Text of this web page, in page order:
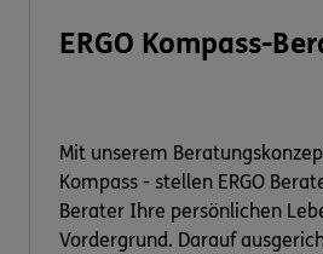
ERGO Kompass-
Mit unserem
Kompass - stellen ERGO
Berater Ihre persönlichen
Vordergrund. Darauf